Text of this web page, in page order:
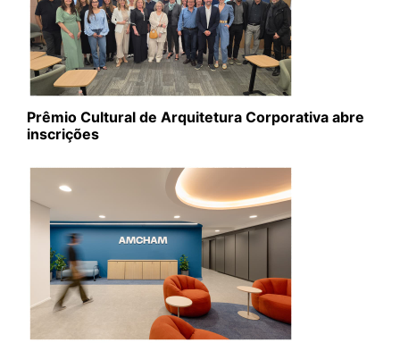
Prêmio Cultural de Arquitetura Corporativa abre
inscrições